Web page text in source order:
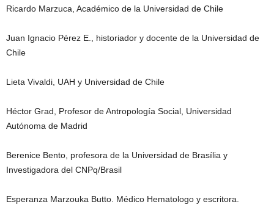
Ricardo Marzuca, Académico de la Universidad de Chile
Juan Ignacio Pérez E., historiador y docente de la Universidad de
Chile
Lieta Vivaldi, UAH y Universidad de Chile
Héctor Grad, Profesor de Antropología Social, Universidad
Autónoma de Madrid
Berenice Bento, profesora de la Universidad de Brasília y
Investigadora del CNPq/Brasil
Esperanza Marzouka Butto. Médico Hematologo y escritora.